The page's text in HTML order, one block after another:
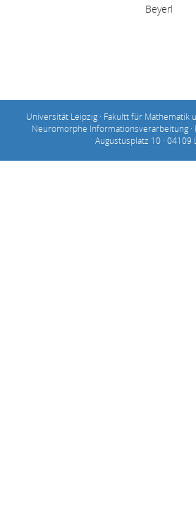
Beyerl
Universität Leipzig · Fakultt für Mathematik
Neuromorphe Informationsverarbeitung ·
Augustusplatz 10 · 04109